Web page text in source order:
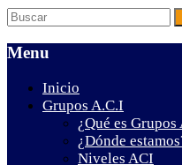
Menu
Inicio
Grupos A.C.I
¿Qué es Grupos
¿Dónde
Niveles ACI